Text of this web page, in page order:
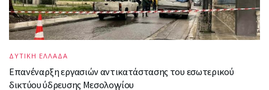
ΔΥΤΙΚΗ ΕΛΛΑΔΑ
Επανέναρξη εργασιών αντικατάστασης του εσωτερικού
δικτύου ύδρευσης Μεσολογγίου